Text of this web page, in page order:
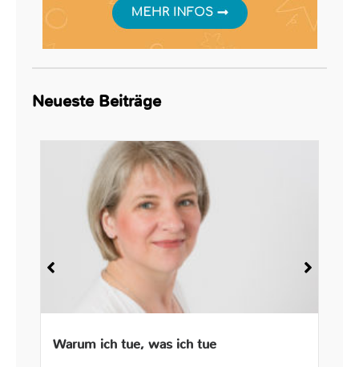
Neueste Beiträge
Warum ich tue, was ich tue